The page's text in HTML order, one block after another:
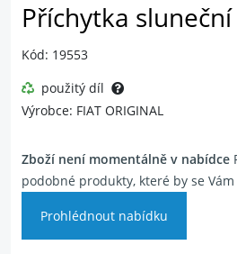
Příchytka
Kód: 19553
použitý díl
Výrobce: FIAT ORIGINAL
Zboží není momentálně v nabídce
podobné produkty, které by se
Prohlédnout nabídku